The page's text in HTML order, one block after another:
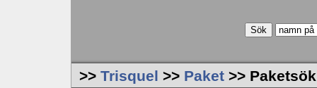
>>Trisquel >> Paket >>